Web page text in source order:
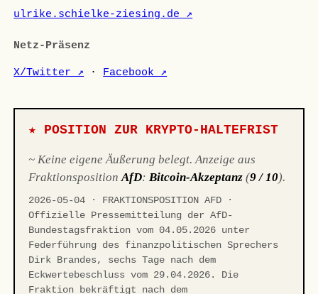
ulrike.schielke-ziesing.de ↗
Netz-Präsenz
X/Twitter ↗ · Facebook ↗
★ POSITION ZUR KRYPTO-HALTEFRIST
~ Keine eigene Äußerung belegt. Anzeige aus
FraktionspositionAfD:Bitcoin-Akzeptanz (9 / 10).
2026-05-04 · FRAKTIONSPOSITION AFD ·
Offizielle Pressemitteilung der AfD-
Bundestagsfraktion vom 04.05.2026 unter
Federführung des finanzpolitischen Sprechers
Dirk Brandes, sechs Tage nach dem
Eckwertebeschluss vom 29.04.2026. Die
Fraktion bekräftigt nach dem